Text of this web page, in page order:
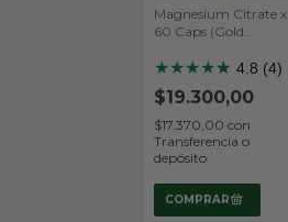
Magnesium Citrate x
60 Caps (Gold
★★★★★
★ 4.8 (4)
$19.300,00
$17.370,00 con
Transferencia o
depósito